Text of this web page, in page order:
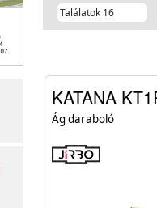
KATANA
Ág daraboló